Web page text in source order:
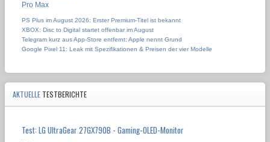
PS Plus im August 2026: Erster Premium-Titel ist bekannt
XBOX: Disc to Digital startet offenbar im August
Telegram kurz aus App-Store entfernt: Apple nennt Grund
Google Pixel 11: Leak mit Spezifikationen & Preisen der vier Modelle
AKTUELLE TESTBERICHTE
Test: LG UltraGear 27GX790B - Gaming-OLED-Monitor